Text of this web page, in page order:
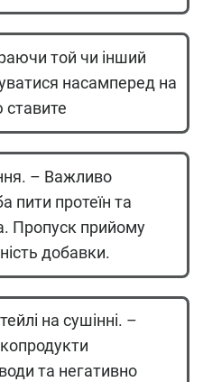
той чи інший
насамперед на
ставите
– Важливо
пити протеїн та
Пропуск прийому
добавки.
на сушінні. –
та негативно